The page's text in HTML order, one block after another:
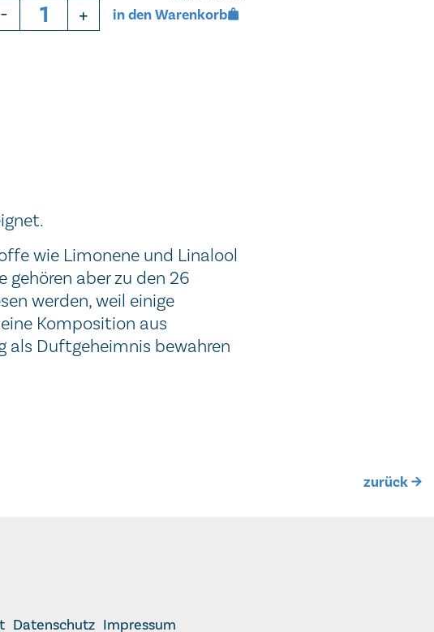
- + in den Warenkorb
wie Limonene und Linalool
gehören aber zu den 26
werden, weil einige
Komposition aus
als Duftgeheimnis bewahren
zurück
Datenschutz Impressum